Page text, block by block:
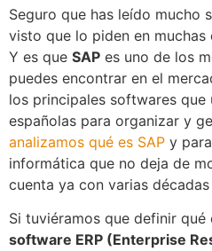
Seguro que has leído mucho
visto que lo piden en
Y es que SAP es uno de los
puedes encontrar en el
los principales softwares que
españolas para organizar y
analizamos qué es SAP y
informática que no deja de
cuenta ya con varias
Si tuviéramos que definir qué
software ERP (Enterprise